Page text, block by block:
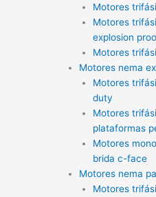
Motores
Motores
explosion
Motores
Motores nema
Motores
duty
Motores
plataformas
Motores
brida c-face
Motores nema
Motores